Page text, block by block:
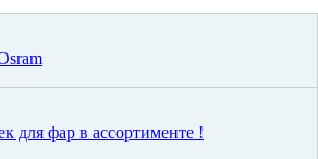
для фар в ассортименте !